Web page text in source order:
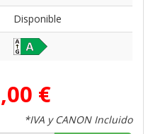
Disponible
€
*IVA y CANON Incluido